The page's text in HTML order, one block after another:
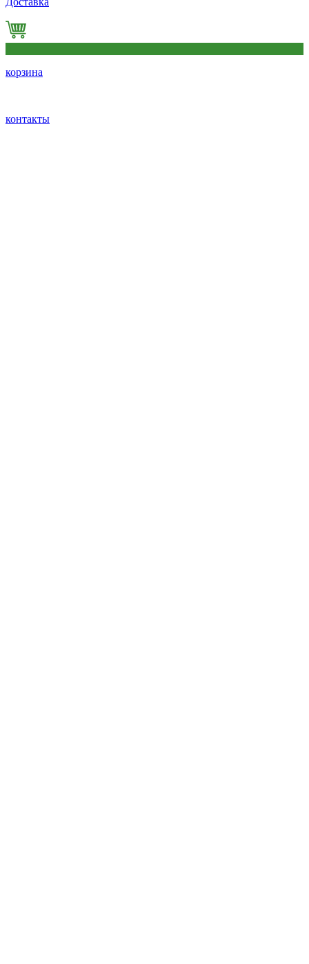
корзина
контакты